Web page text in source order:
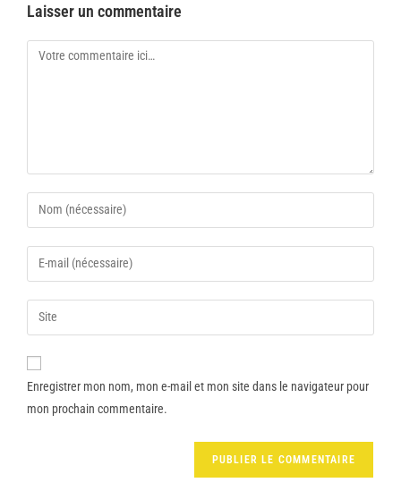
Laisser un commentaire
Enregistrer mon nom, mon e-mail et mon site dans le navigateur pour
mon prochain commentaire.